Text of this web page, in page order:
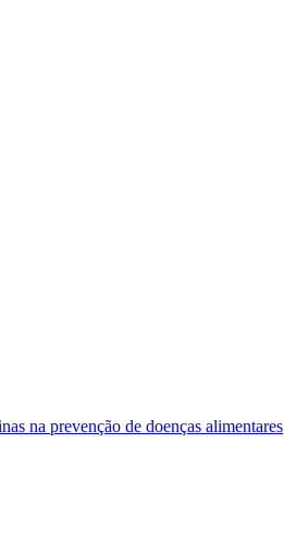
na prevenção de doenças alimentares